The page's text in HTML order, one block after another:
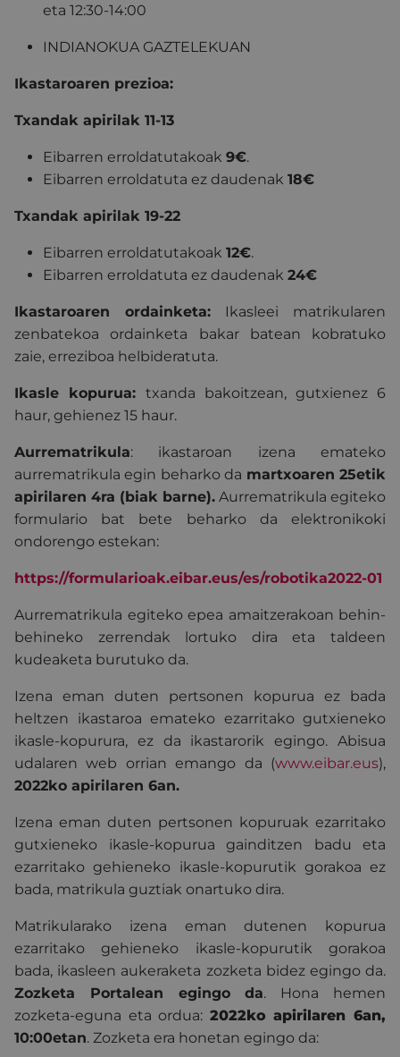
eta 12:30-14:00
INDIANOKUA GAZTELEKUAN
Ikastaroaren prezioa:
Txandak apirilak 11-13
Eibarren erroldatutakoak 9€.
Eibarren erroldatuta ez daudenak 18€
Txandak apirilak 19-22
Eibarren erroldatutakoak 12€.
Eibarren erroldatuta ez daudenak 24€
Ikastaroaren ordainketa: Ikasleei matrikularen
zenbatekoa ordainketa bakar batean kobratuko
zaie, erreziboa helbideratuta.
Ikasle kopurua: txanda bakoitzean, gutxienez 6
haur, gehienez 15 haur.
Aurrematrikula: ikastaroan izena emateko
aurrematrikula egin beharko da martxoaren 25etik
apirilaren 4ra (biak barne). Aurrematrikula egiteko
formulario bat bete beharko da elektronikoki
ondorengo estekan:
https://formularioak.eibar.eus/es/robotika2022-01
Aurrematrikula egiteko epea amaitzerakoan behin-
behineko zerrendak lortuko dira eta taldeen
kudeaketa burutuko da.
Izena eman duten pertsonen kopurua ez bada
heltzen ikastaroa emateko ezarritako gutxieneko
ikasle-kopurura, ez da ikastarorik egingo. Abisua
udalaren web orrian emango da (www.eibar.eus),
2022ko apirilaren 6an.
Izena eman duten pertsonen kopuruak ezarritako
gutxieneko ikasle-kopurua gainditzen badu eta
ezarritako gehieneko ikasle-kopurutik gorakoa ez
bada, matrikula guztiak onartuko dira.
Matrikularako izena eman dutenen kopurua
ezarritako gehieneko ikasle-kopurutik gorakoa
bada, ikasleen aukeraketa zozketa bidez egingo da.
Zozketa Portalean egingo da. Hona hemen
zozketa-eguna eta ordua: 2022ko apirilaren 6an,
10:00etan. Zozketa era honetan egingo da: